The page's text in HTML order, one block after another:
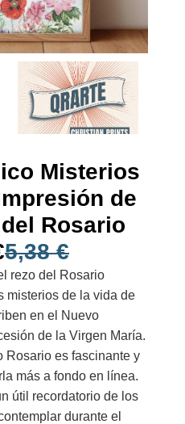
Misterios
de
Rosario
5,38€
rezo del Rosario
misterios de la vida de
en el Nuevo
de la Virgen María.
Rosario es fascinante y
más a fondo en línea.
útil recordatorio de los
durante el